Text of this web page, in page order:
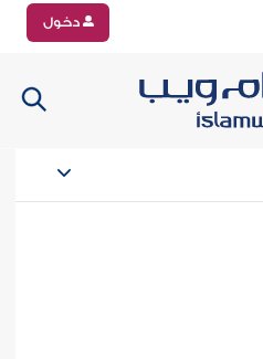
دخول